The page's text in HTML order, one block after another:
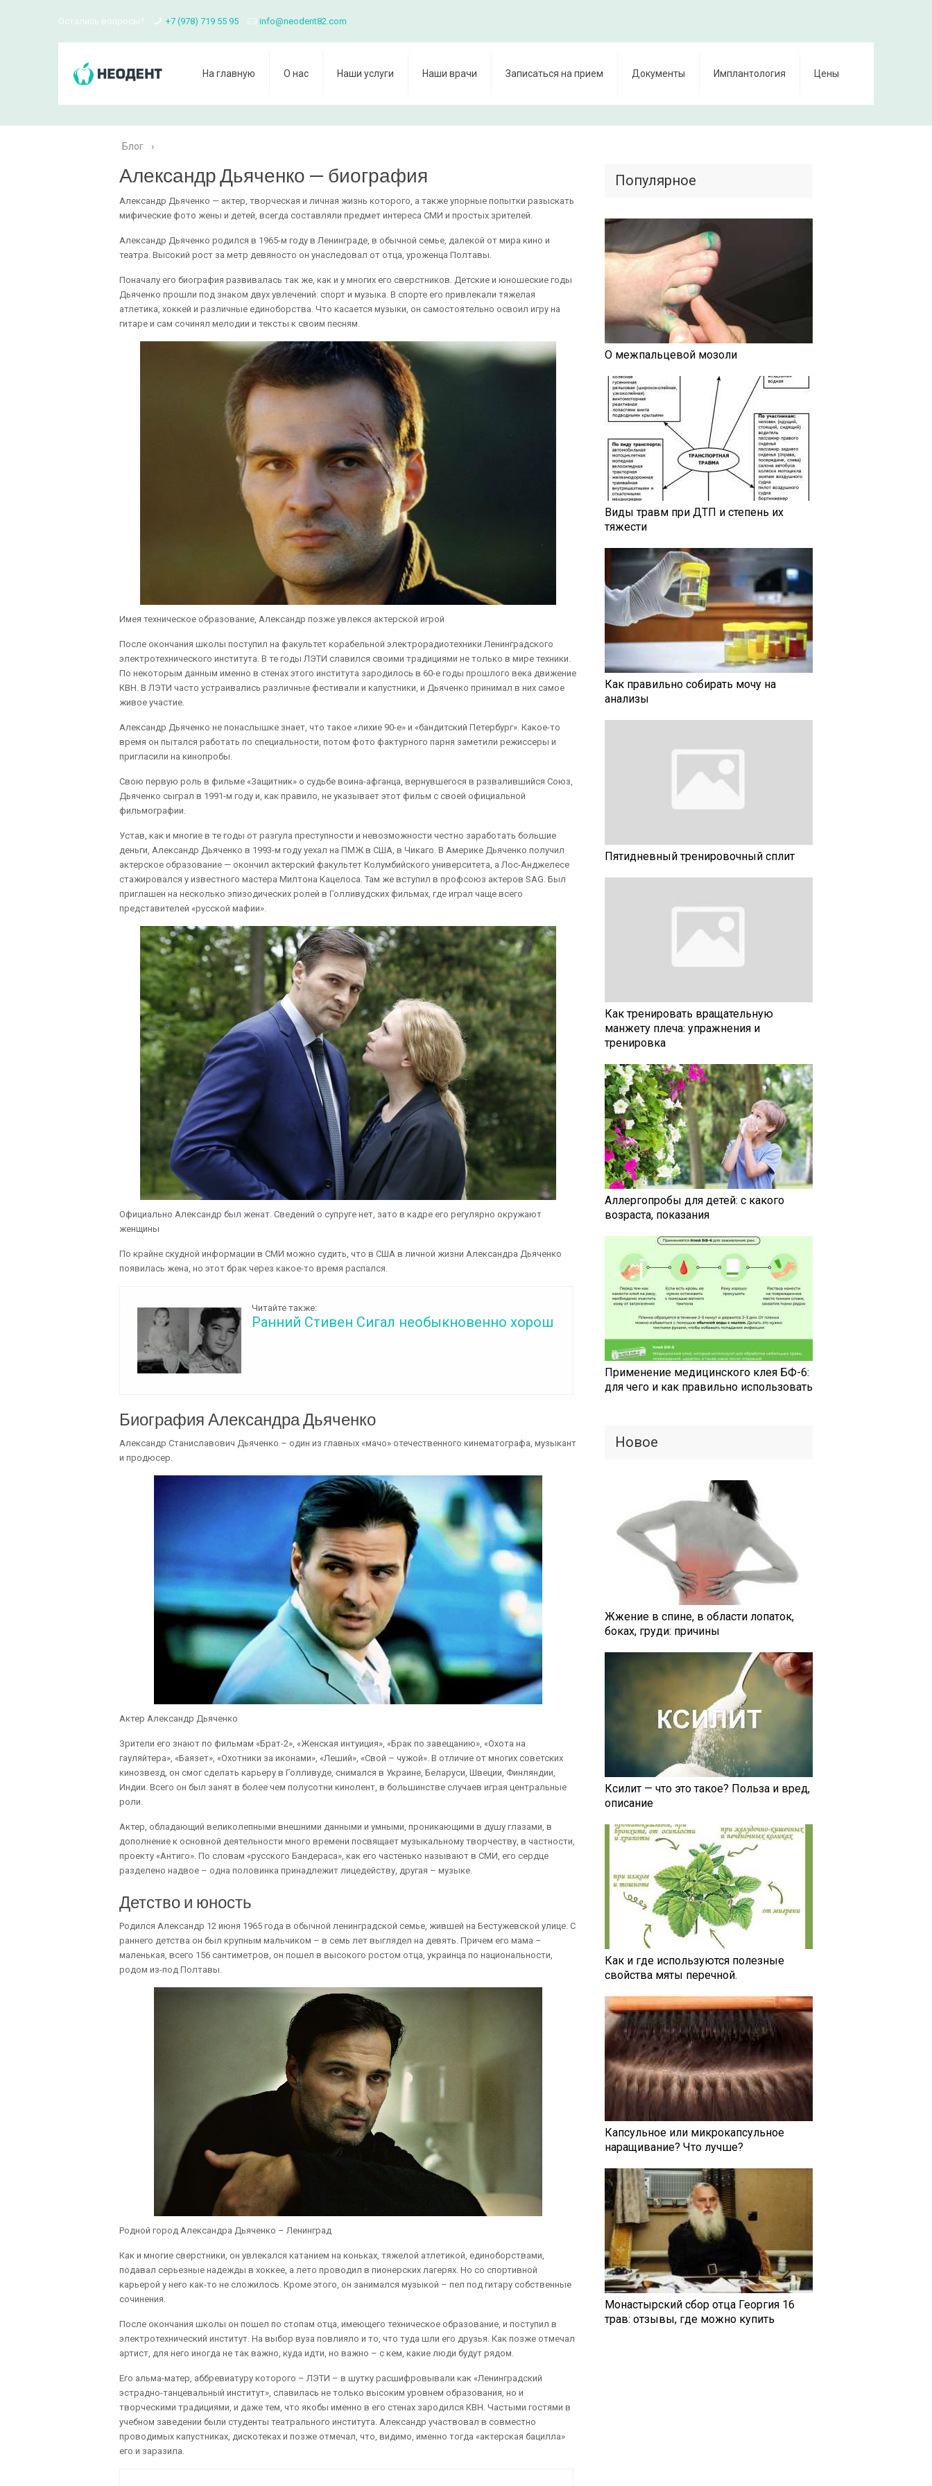
Остались вопросы? +7 (978) 719 55 95 info@neodent82.com
На главную О нас Наши услуги Наши врачи Записаться на прием Документы Имплантология Цены
Блог ›
Александр Дьяченко — биография
Александр Дьяченко — актер, творческая и личная жизнь которого, а также упорные попытки разыскать
мифические фото жены и детей, всегда составляли предмет интереса СМИ и простых зрителей.
Александр Дьяченко родился в 1965-м году в Ленинграде, в обычной семье, далекой от мира кино и
театра. Высокий рост за метр девяносто он унаследовал от отца, уроженца Полтавы.
Поначалу его биография развивалась так же, как и у многих его сверстников. Детские и юношеские годы
Дьяченко прошли под знаком двух увлечений: спорт и музыка. В спорте его привлекали тяжелая
атлетика, хоккей и различные единоборства. Что касается музыки, он самостоятельно освоил игру на
гитаре и сам сочинял мелодии и тексты к своим песням.
Имея техническое образование, Александр позже увлекся актерской игрой
После окончания школы поступил на факультет корабельной электрорадиотехники Ленинградского
электротехнического института. В те годы ЛЭТИ славился своими традициями не только в мире техники.
По некоторым данным именно в стенах этого института зародилось в 60-е годы прошлого века движение
КВН. В ЛЭТИ часто устраивались различные фестивали и капустники, и Дьяченко принимал в них самое
живое участие.
Александр Дьяченко не понаслышке знает, что такое «лихие 90-е» и «бандитский Петербург». Какое-то
время он пытался работать по специальности, потом фото фактурного парня заметили режиссеры и
пригласили на кинопробы.
Свою первую роль в фильме «Защитник» о судьбе воина-афганца, вернувшегося в развалившийся Союз,
Дьяченко сыграл в 1991-м году и, как правило, не указывает этот фильм с своей официальной
фильмографии.
Устав, как и многие в те годы от разгула преступности и невозможности честно заработать большие
деньги, Александр Дьяченко в 1993-м году уехал на ПМЖ в США, в Чикаго. В Америке Дьяченко получил
актерское образование — окончил актерский факультет Колумбийского университета, а Лос-Анджелесе
стажировался у известного мастера Милтона Кацелоса. Там же вступил в профсоюз актеров SAG. Был
приглашен на несколько эпизодических ролей в Голливудских фильмах, где играл чаще всего
представителей «русской мафии».
Официально Александр был женат. Сведений о супруге нет, зато в кадре его регулярно окружают
женщины
По крайне скудной информации в СМИ можно судить, что в США в личной жизни Александра Дьяченко
появилась жена, но этот брак через какое-то время распался.
Читайте также:
Ранний Стивен Сигал необыкновенно хорош
Биография Александра Дьяченко
Александр Станиславович Дьяченко – один из главных «мачо» отечественного кинематографа, музыкант
и продюсер.
Актер Александр Дьяченко
Зрители его знают по фильмам «Брат-2», «Женская интуиция», «Брак по завещанию», «Охота на
гауляйтера», «Баязет», «Охотники за иконами», «Леший», «Свой – чужой». В отличие от многих советских
кинозвезд, он смог сделать карьеру в Голливуде, снимался в Украине, Беларуси, Швеции, Финляндии,
Индии. Всего он был занят в более чем полусотни кинолент, в большинстве случаев играя центральные
роли.
Актер, обладающий великолепными внешними данными и умными, проникающими в душу глазами, в
дополнение к основной деятельности много времени посвящает музыкальному творчеству, в частности,
проекту «Антиго». По словам «русского Бандераса», как его частенько называют в СМИ, его сердце
разделено надвое – одна половинка принадлежит лицедейству, другая – музыке.
Детство и юность
Родился Александр 12 июня 1965 года в обычной ленинградской семье, жившей на Бестужевской улице. С
раннего детства он был крупным мальчиком – в семь лет выглядел на девять. Причем его мама –
маленькая, всего 156 сантиметров, он пошел в высокого ростом отца, украинца по национальности,
родом из-под Полтавы.
Родной город Александра Дьяченко – Ленинград
Как и многие сверстники, он увлекался катанием на коньках, тяжелой атлетикой, единоборствами,
подавал серьезные надежды в хоккее, а лето проводил в пионерских лагерях. Но со спортивной
карьерой у него как-то не сложилось. Кроме этого, он занимался музыкой – пел под гитару собственные
сочинения.
После окончания школы он пошел по стопам отца, имеющего техническое образование, и поступил в
электротехнический институт. На выбор вуза повлияло и то, что туда шли его друзья. Как позже отмечал
артист, для него иногда не так важно, куда идти, но важно – с кем, какие люди будут рядом.
Его альма-матер, аббревиатуру которого – ЛЭТИ – в шутку расшифровывали как «Ленинградский
эстрадно-танцевальный институт», славилась не только высоким уровнем образования, но и
творческими традициями, и даже тем, что якобы именно в его стенах зародился КВН. Частыми гостями в
учебном заведении были студенты театрального института. Александр участвовал в совместно
проводимых капустниках, дискотеках и позже отмечал, что, видимо, именно тогда «актерская бацилла»
его и заразила.
Популярное
О межпальцевой мозоли
Виды травм при ДТП и степень их
тяжести
Как правильно собирать мочу на
анализы
Пятидневный тренировочный сплит
Как тренировать вращательную
манжету плеча: упражнения и
тренировка
Аллергопробы для детей: с какого
возраста, показания
Применение медицинского клея БФ-6:
для чего и как правильно использовать
Новое
Жжение в спине, в области лопаток,
боках, груди: причины
Ксилит — что это такое? Польза и вред,
описание
Как и где используются полезные
свойства мяты перечной.
Капсульное или микрокапсульное
наращивание? Что лучше?
Монастырский сбор отца Георгия 16
трав: отзывы, где можно купить